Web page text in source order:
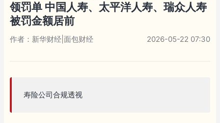
领罚单 中国人寿、太平洋人寿、瑞众人寿
被罚金额居前
作者：新华财经|面包财经 2026-05-22 07:30
寿险公司合规透视